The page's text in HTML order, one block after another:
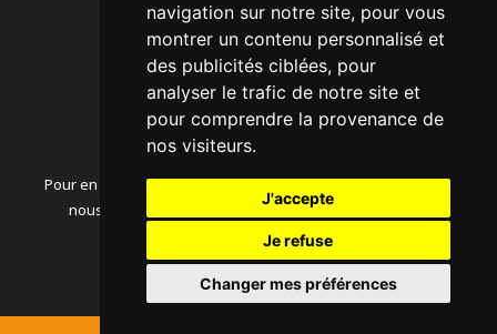
navigation sur notre site, pour vous
montrer un contenu personnalisé et
des publicités ciblées, pour
analyser le trafic de notre site et
pour comprendre la provenance de
nos visiteurs.
J'accepte
Je refuse
Changer mes préférences
Acheter des Backlinks
Secteurs d'activité
Comment ça fonctionne ?
Exemple d'Annonce
Articles SEO
Pour en savoir plus sur le fonctionnement de notre annuaire,
nous vous invitons à consulter nos mentions légales :
Mentions légales